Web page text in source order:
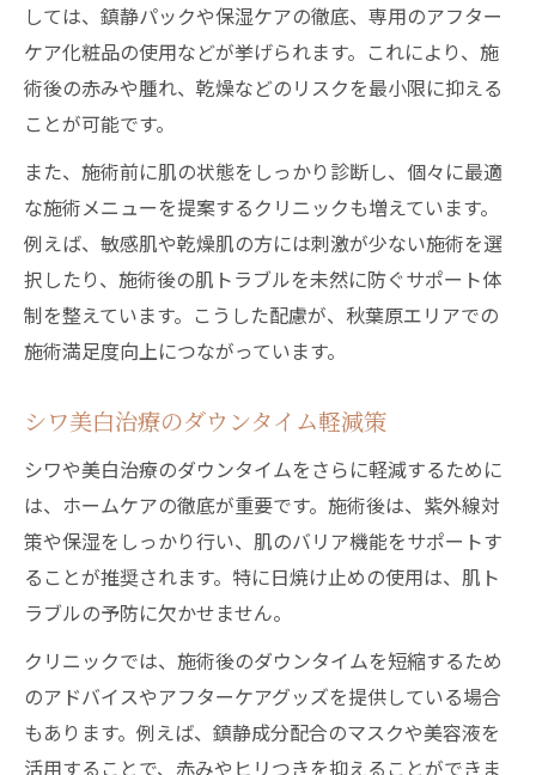
しては、鎮静パックや保湿ケアの徹底、専用のアフター
ケア化粧品の使用などが挙げられます。これにより、施
術後の赤みや腫れ、乾燥などのリスクを最小限に抑える
ことが可能です。
また、施術前に肌の状態をしっかり診断し、個々に最適
な施術メニューを提案するクリニックも増えています。
例えば、敏感肌や乾燥肌の方には刺激が少ない施術を選
択したり、施術後の肌トラブルを未然に防ぐサポート体
制を整えています。こうした配慮が、秋葉原エリアでの
施術満足度向上につながっています。
シワ美白治療のダウンタイム軽減策
シワや美白治療のダウンタイムをさらに軽減するために
は、ホームケアの徹底が重要です。施術後は、紫外線対
策や保湿をしっかり行い、肌のバリア機能をサポートす
ることが推奨されます。特に日焼け止めの使用は、肌ト
ラブルの予防に欠かせません。
クリニックでは、施術後のダウンタイムを短縮するため
のアドバイスやアフターケアグッズを提供している場合
もあります。例えば、鎮静成分配合のマスクや美容液を
活用することで、赤みやヒリつきを抑えることができま